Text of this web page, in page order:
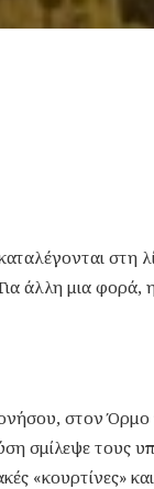
στη
άλλη μια φορά,
στον
σμίλεψε τους
«κουρτίνες»